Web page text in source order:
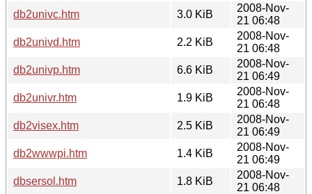
db2univc.htm
3.0 KiB
2008-Nov-
21 06:48
db2univd.htm
2.2 KiB
2008-Nov-
21 06:48
db2univp.htm
6.6 KiB
2008-Nov-
21 06:49
db2univr.htm
1.9 KiB
2008-Nov-
21 06:48
db2visex.htm
2.5 KiB
2008-Nov-
21 06:49
db2wwwpi.htm
1.4 KiB
2008-Nov-
21 06:49
dbsersol.htm
1.8 KiB
2008-Nov-
21 06:48